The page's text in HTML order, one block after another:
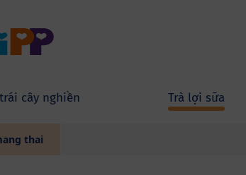
cây nghiền Trà lợi sữa
thai